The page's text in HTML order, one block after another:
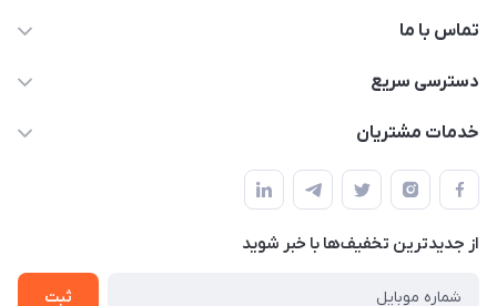
تماس با ما
09172138137
دسترسی سریع
حساب کاربری
لیست محصولات
درباره ما
خدمات مشتریان
قوانین و مقررات
حریم خصوصی
راهنما
از جدید‌ترین تخفیف‌ها با‌ خبر شوید
ثبت